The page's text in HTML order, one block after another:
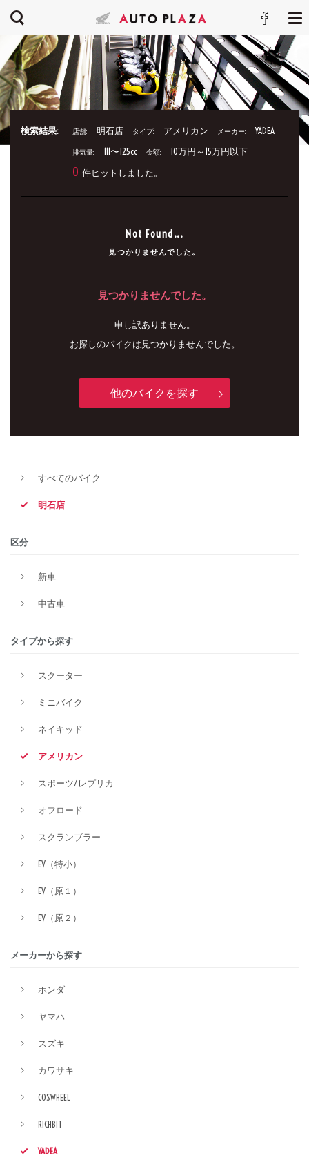
検索結果: 店舗: 明石店 タイプ: アメリカン メーカー: YADEA
排気量: 111〜125cc 金額: 10万円～15万円以下
0 件ヒットしました。
Not Found...
見つかりませんでした。
見つかりませんでした。
申し訳ありません。
お探しのバイクは見つかりませんでした。
他のバイクを探す
すべてのバイク
明石店
区分
新車
中古車
タイプから探す
スクーター
ミニバイク
ネイキッド
アメリカン
スポーツ/レプリカ
オフロード
スクランブラー
EV（特小）
EV（原１）
EV（原２）
メーカーから探す
ホンダ
ヤマハ
スズキ
カワサキ
COSWHEEL
RICHBIT
YADEA
新車
タイプ
価格